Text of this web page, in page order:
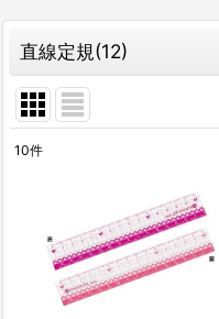
直線定規(12)
並び順:
10件